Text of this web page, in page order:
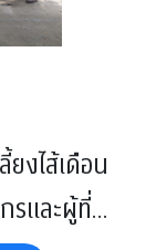
ยงไส้เดือน
รและผู้ที่